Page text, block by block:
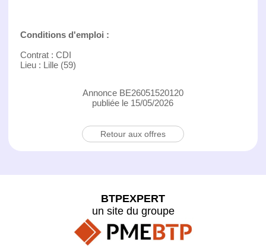
Conditions d'emploi :
Contrat : CDI
Lieu : Lille (59)
Annonce BE26051520120
publiée le 15/05/2026
Retour aux offres
BTPEXPERT
un site du groupe